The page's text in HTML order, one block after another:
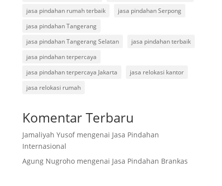
jasa pindahan rumah terbaik
jasa pindahan Serpong
jasa pindahan Tangerang
jasa pindahan Tangerang Selatan
jasa pindahan terbaik
jasa pindahan terpercaya
jasa pindahan terpercaya Jakarta
jasa relokasi kantor
jasa relokasi rumah
Komentar Terbaru
Jamaliyah Yusofmengenai Jasa Pindahan
Internasional
Agung Nugrohomengenai Jasa Pindahan Brankas